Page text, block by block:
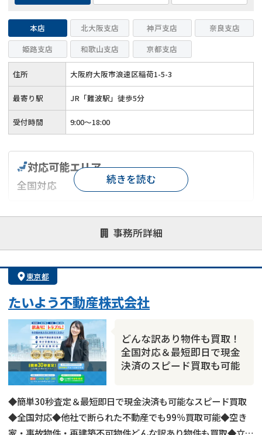
本店 北大阪支店 神戸支店
奈良支店
姫路支店
和歌山支店 京都支店
住所 大阪府大阪市浪速区稲荷1-5-3
最寄り駅 JR「難波駅」徒歩5分
受付時間 9:00～18:00
事務所詳細
対応可能エリア
全国対応
対応が親身 オンライン面談可能
レスポンスが早い
1億円以上の買取可
続きを読む
東京都
たいよう不動産株式会社
どんな訳あり物件も買取！
全国対応＆最短即日で現金
決済のスピード買取も可能
◆簡単30秒査定＆最短即日で現金決済も可能なスピード買取
◆全国対応◆他社で断られた不動産でも99％買取可能◆空き
家・事故物件・再建築不可物件どんな訳あり物件も買取◆立ち
空き家の売却でお悩みならこちら
営業時間外
0120-543-191 メール